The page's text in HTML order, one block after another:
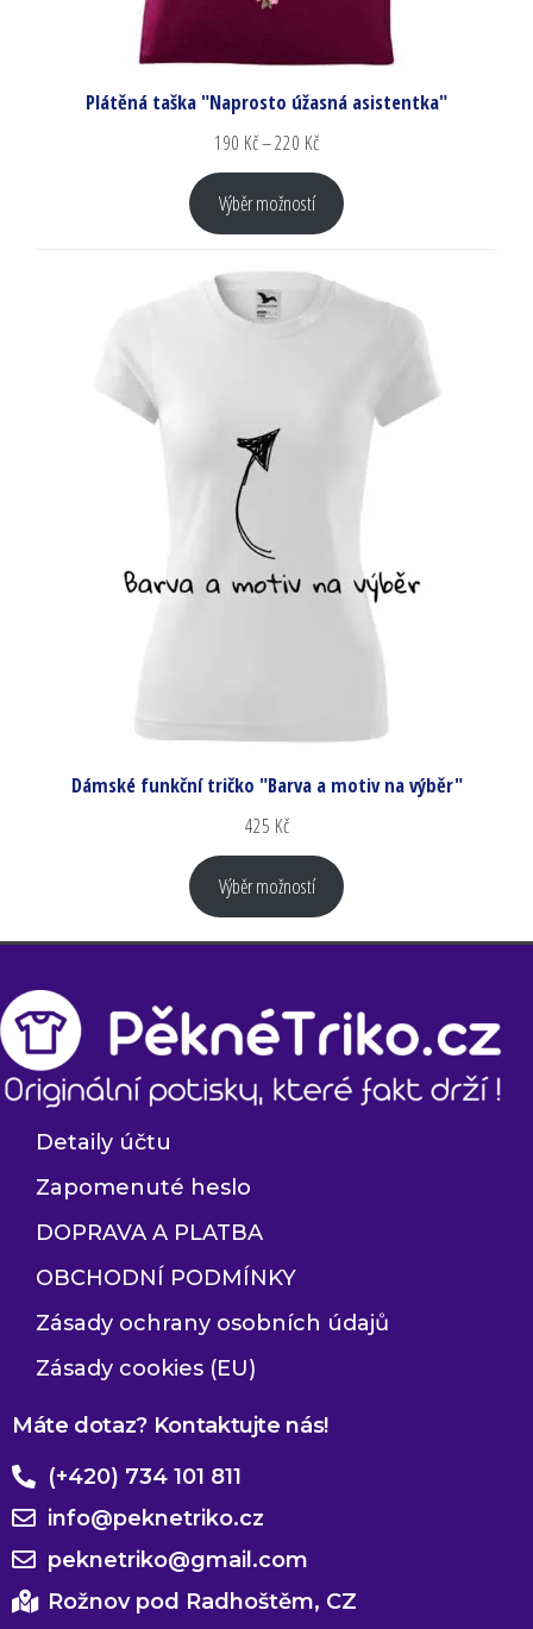
Plátěná taška "Naprosto úžasná asistentka"
190 Kč–220 Kč
Výběr možností
Dámské funkční tričko "Barva a motiv na výběr"
425 Kč
Výběr možností
Detaily účtu
Zapomenuté heslo
DOPRAVA A PLATBA
OBCHODNÍ PODMÍNKY
Zásady ochrany osobních údajů
Zásady cookies (EU)
Máte dotaz? Kontaktujte nás!
(+420) 734 101 811
info@peknetriko.cz
peknetriko@gmail.com
Rožnov pod Radhoštěm, CZ